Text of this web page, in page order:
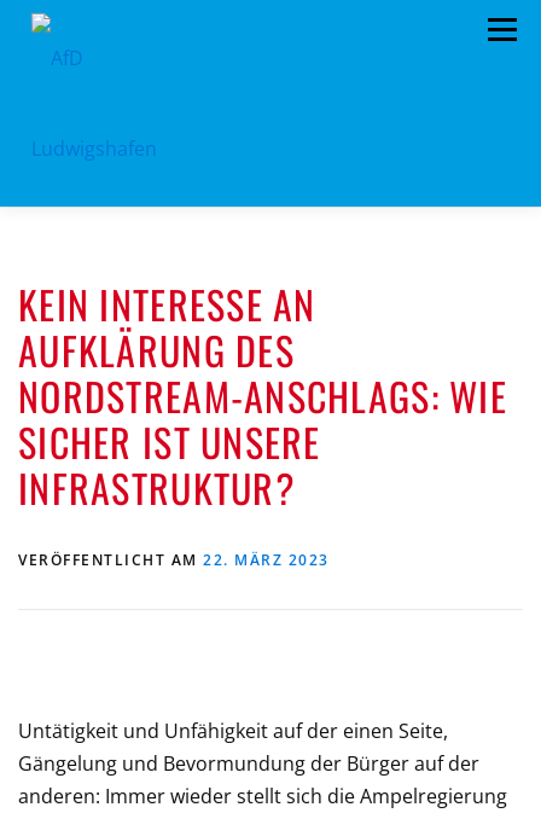
Zum
Menü
PROGRAMM KONTAKT
KEIN INTERESSE AN
AUFKLÄRUNG DES
NORDSTREAM-ANSCHLAGS: WIE
SICHER IST UNSERE
INFRASTRUKTUR?
VERÖFFENTLICHT AM 22. MÄRZ 2023
Untätigkeit und Unfähigkeit auf der einen Seite,
Gängelung und Bevormundung der Bürger auf der
anderen: Immer wieder stellt sich die Ampelregierung